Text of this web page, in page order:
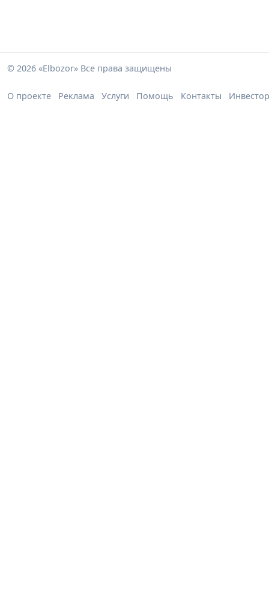
© 2026 «Elbozor» Все права защищены
О проекте Реклама Услуги Помощь Контакты